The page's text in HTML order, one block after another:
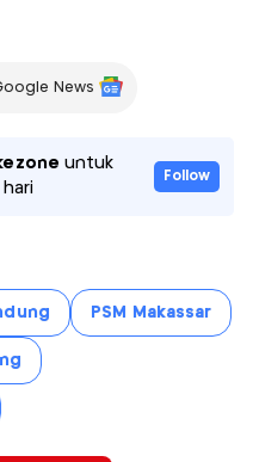
News
untuk
Follow
PSM Makassar